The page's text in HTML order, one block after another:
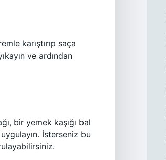
karıştırıp saça
ve ardından
bir yemek kaşığı bal
uygulayın. İsterseniz bu